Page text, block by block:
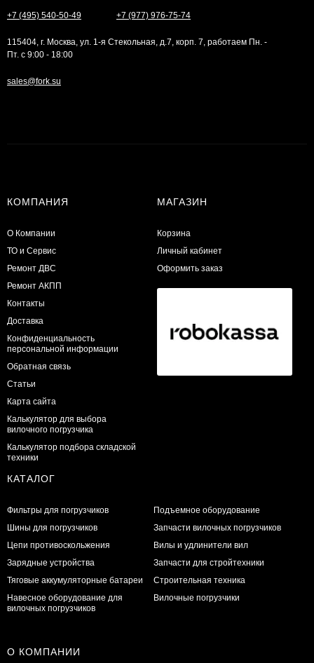
+7 (495) 540-50-49 +7 (977) 976-75-74
115404, г. Москва, ул. 1-я Стекольная, д.7, корп. 7, работаем Пн. -
Пт. с 9:00 - 18:00
sales@fork.su
КОМПАНИЯ
О Компании
ТО и Сервис
​Ремонт ДВС
Ремонт АКПП
Контакты
Доставка
Конфиденциальность
персональной информации
Обратная связь
Статьи
Карта сайта
Калькулятор для выбора
вилочного погрузчика
Калькулятор подбора складской
техники
МАГАЗИН
Корзина
Личный кабинет
Оформить заказ
КАТАЛОГ
Фильтры для погрузчиков
Шины для погрузчиков
Цепи противоскольжения
Зарядные устройства
Тяговые аккумуляторные батареи
Навесное оборудование для
вилочных погрузчиков
Подъемное оборудование
Запчасти вилочных погрузчиков
Вилы и удлинители вил
Запчасти для стройтехники
Строительная техника
Вилочные погрузчики
О КОМПАНИИ